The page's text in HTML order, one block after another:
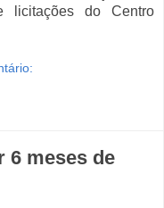
do Centro
6 meses de